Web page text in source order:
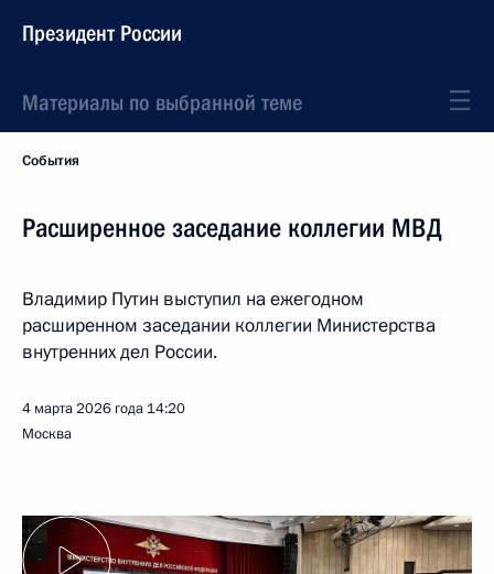
Президент России
Материалы по выбранной теме
События
Расширенное заседание коллегии МВД
Владимир Путин выступил на ежегодном
расширенном заседании коллегии Министерства
внутренних дел России.
4 марта 2026 года 14:20
Москва